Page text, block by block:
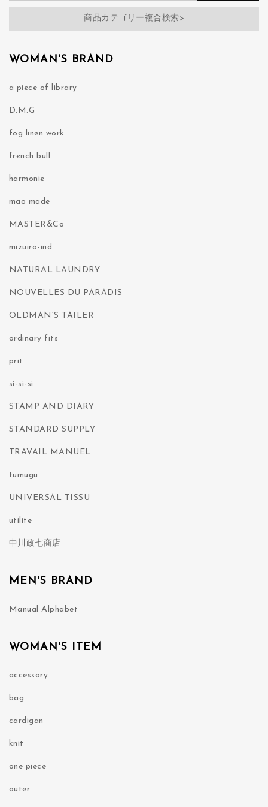
商品カテゴリー複合検索>
WOMAN'S BRAND
a piece of library
D.M.G
fog linen work
french bull
harmonie
mao made
MASTER&Co
mizuiro-ind
NATURAL LAUNDRY
NOUVELLES DU PARADIS
OLDMAN’S TAILER
ordinary fits
prit
si-si-si
STAMP AND DIARY
STANDARD SUPPLY
TRAVAIL MANUEL
tumugu
UNIVERSAL TISSU
utilite
中川政七商店
MEN'S BRAND
Manual Alphabet
WOMAN'S ITEM
accessory
bag
cardigan
knit
one piece
outer